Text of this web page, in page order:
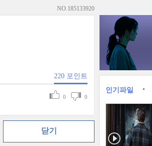
NO.185133920
220 포인트
0 0
닫기
인기파일